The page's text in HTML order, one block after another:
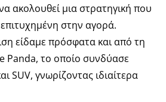
ακολουθεί μια στρατηγική που
στην αγορά.
είδαμε πρόσφατα και από τη
Panda, το οποίο συνδύασε
SUV, γνωρίζοντας ιδιαίτερα